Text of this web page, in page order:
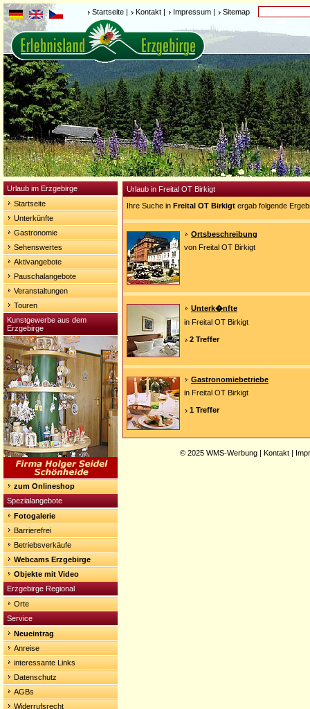
Startseite | Kontakt | Impressum | Sitemap
Urlaub im Erzgebirge
Startseite
Unterkünfte
Gastronomie
Sehenswertes
Aktivangebote
Pauschalangebote
Veranstaltungen
Touren
Kunstgewerbe aus dem
Erzgebirge
zum Onlineshop
Spezialangebote
Fotogalerie
Barrierefrei
Betriebsverkäufe
Webcams Erzgebirge
Objekte mit Video
Erzgebirge Regional
Orte
Service
Neueintrag
Anreise
interessante Links
Datenschutz
AGBs
Widerrufsrecht
Urlaub in Freital OT Birkigt
Ihre Suche in Freital OT Birkigt ergab folgende
Ortsbeschreibung
von Freital OT Birkigt
Unterk�nfte
in Freital OT Birkigt
2 Treffer
Gastronomiebetriebe
in Freital OT Birkigt
1 Treffer
© 2025 WMS-Werbung | Kontakt |